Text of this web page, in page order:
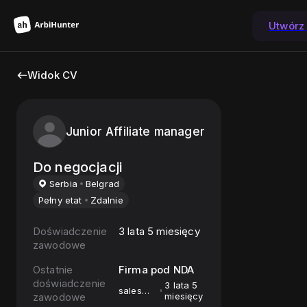
Utwórz
Widok CV
Junior Affiliate manager
Do negocjacji
Serbia
Belgrad
Pełny etat
Zdalnie
Doświadczenie
zawodowe
3 lata 5 miesięcy
Ostatnie
doświadczenie
zawodowe
Firma pod NDA
sales
3 lata 5
miesięcy